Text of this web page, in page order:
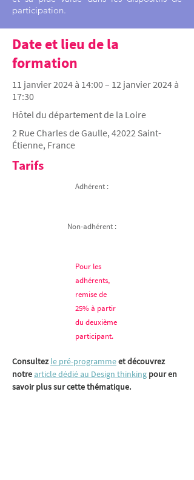
participation.
Date et lieu de la
formation
11 janvier 2024 à 14:00 – 12 janvier 2024 à
17:30
Hôtel du département de la Loire
2 Rue Charles de Gaulle, 42022 Saint-
Étienne, France
Tarifs
Adhérent :
Non-adhérent :
Pour les
adhérents,
remise de
25% à partir
du deuxième
participant.
Consultez le pré-programme et découvrez
notre article dédié au Design thinking pour en
savoir plus sur cette thématique.